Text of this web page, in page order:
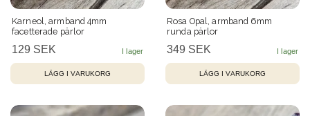
Karneol, armband 4mm
facetterade pärlor
129 SEK
Rosa Opal, armband 6mm
runda pärlor
349 SEK